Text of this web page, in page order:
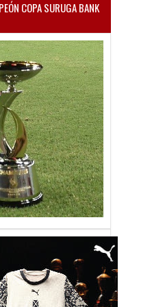
COPA SURUGA BANK